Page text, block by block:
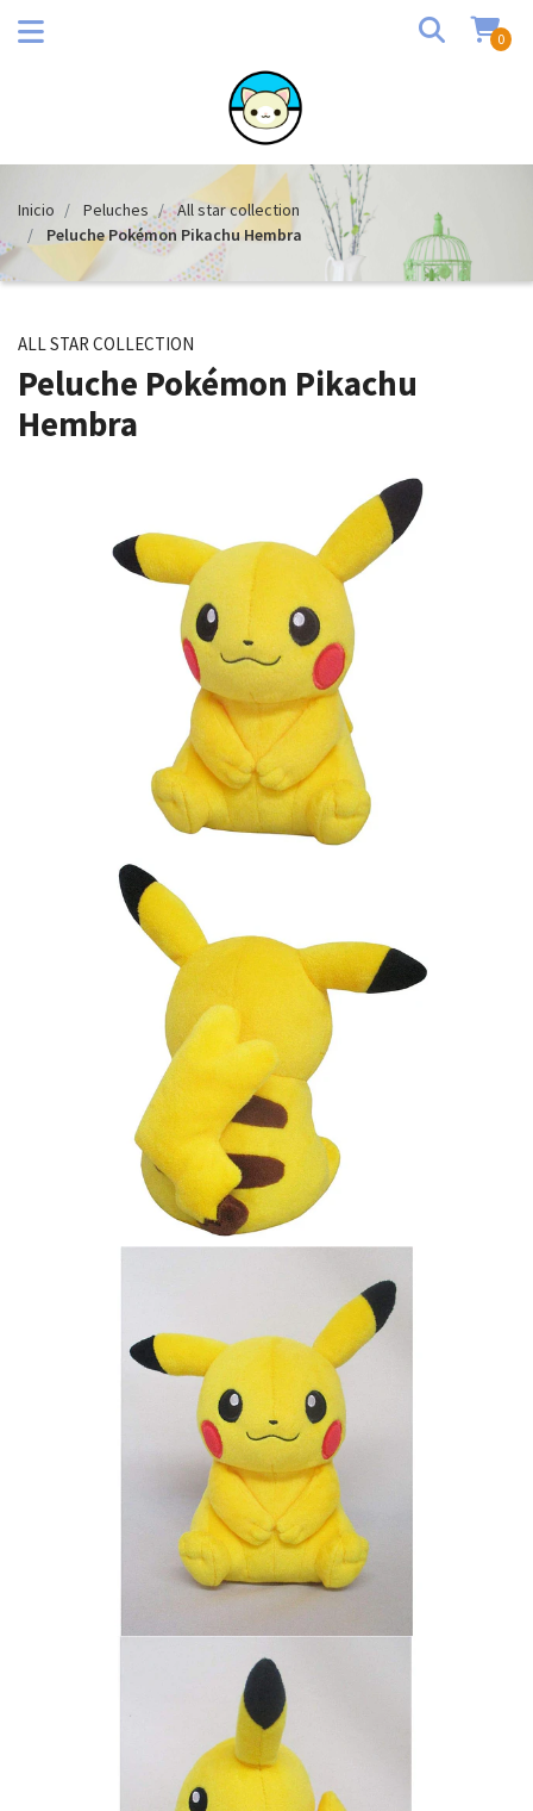
0
Inicio Peluches
All star collection
Peluche Pokémon Pikachu Hembra
ALL STAR COLLECTION
Peluche Pokémon Pikachu
Hembra